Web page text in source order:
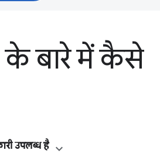
के बारे में कैसे
उपलब्ध है